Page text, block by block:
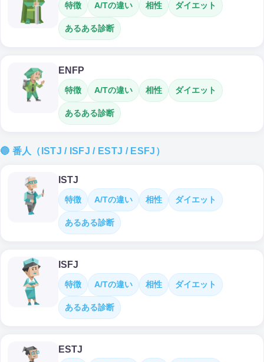
特徴 A/Tの違い 相性 ダイエット
あるある診断
ENFP
特徴 A/Tの違い 相性 ダイエット
あるある診断
🔵 番人（ISTJ / ISFJ / ESTJ / ESFJ）
ISTJ
特徴 A/Tの違い 相性 ダイエット
あるある診断
ISFJ
特徴 A/Tの違い 相性 ダイエット
あるある診断
ESTJ